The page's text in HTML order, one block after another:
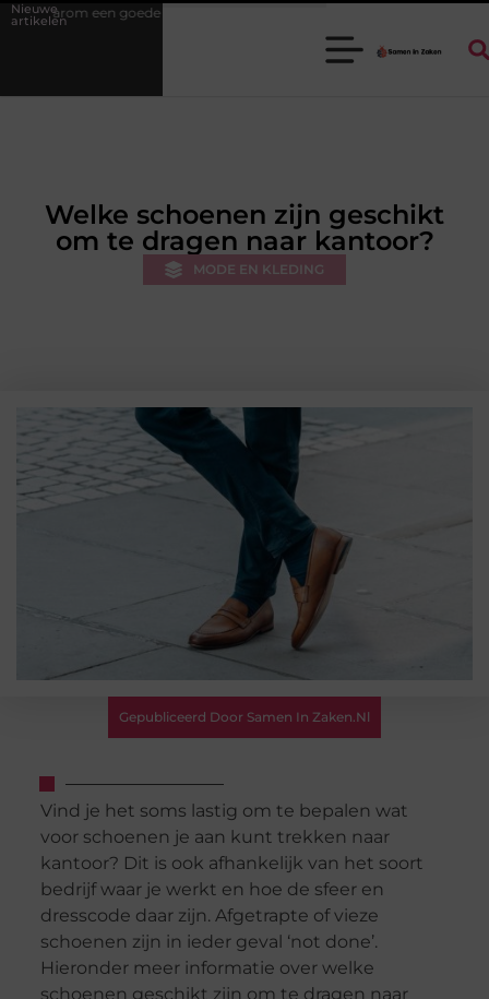
Nieuwe
artikelen
stukadoorgroothandel het werk van de stukadoor makkelijker maakt
Welke schoenen zijn geschikt
om te dragen naar kantoor?
MODE EN KLEDING
Gepubliceerd Door Samen In Zaken.nl
Vind je het soms lastig om te bepalen wat
voor schoenen je aan kunt trekken naar
kantoor? Dit is ook afhankelijk van het soort
bedrijf waar je werkt en hoe de sfeer en
dresscode daar zijn. Afgetrapte of vieze
schoenen zijn in ieder geval ‘not done’.
Hieronder meer informatie over welke
schoenen geschikt zijn om te dragen naar